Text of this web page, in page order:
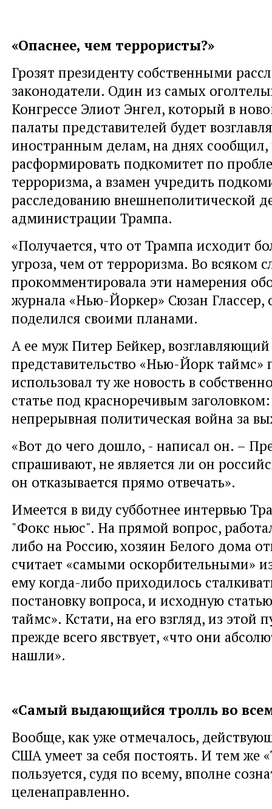
«Опаснее, чем террористы?»
Грозят президенту собственными
законодатели. Один из самых
Конгрессе Элиот Энгел, который в
палаты представителей будет
иностранным делам, на днях сообщил,
расформировать подкомитет по
терроризма, а взамен учредить
расследованию внешнеполитической
администрации Трампа.
«Получается, что от Трампа исходит
угроза, чем от терроризма. Во всяком
прокомментировала эти намерения
журнала «Нью-Йоркер» Сюзан Глассер,
поделился своими планами.
А ее муж Питер Бейкер, возглавляющий
представительство «Нью-Йорк
использовал ту же новость в
статье под красноречивым
непрерывная политическая война за
«Вот до чего дошло, - написал он. –
спрашивают, не является ли он
он отказывается прямо отвечать».
Имеется в виду субботнее интервью
"Фокс ньюс". На прямой вопрос,
либо на Россию, хозяин Белого дома
считает «самыми оскорбительными»
ему когда-либо приходилось
постановку вопроса, и исходную
таймс». Кстати, на его взгляд, из этой
прежде всего явствует, «что они
нашли».
«Самый выдающийся тролль во
Вообще, как уже отмечалось,
США умеет за себя постоять. И тем же
пользуется, судя по всему, вполне
целенаправленно.